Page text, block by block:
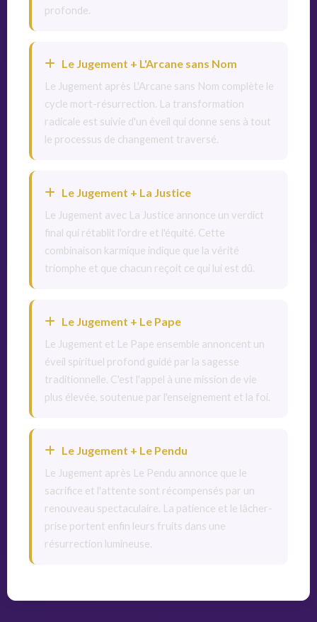
profonde.
Le Jugement + L'Arcane sans Nom
Le Jugement après L'Arcane sans Nom complète le
cycle mort-résurrection. La transformation
radicale est suivie d'un éveil qui donne sens à tout
le processus de changement traversé.
Le Jugement + La Justice
Le Jugement avec La Justice annonce un verdict
final qui rétablit l'ordre et l'équité. Cette
combinaison karmique indique que la vérité
triomphe et que chacun reçoit ce qui lui est dû.
Le Jugement + Le Pape
Le Jugement et Le Pape ensemble annoncent un
éveil spirituel profond guidé par la sagesse
traditionnelle. C'est l'appel à une mission de vie
plus élevée, soutenue par l'enseignement et la foi.
Le Jugement + Le Pendu
Le Jugement après Le Pendu annonce que le
sacrifice et l'attente sont récompensés par un
renouveau spectaculaire. La patience et le lâcher-
prise portent enfin leurs fruits dans une
résurrection lumineuse.